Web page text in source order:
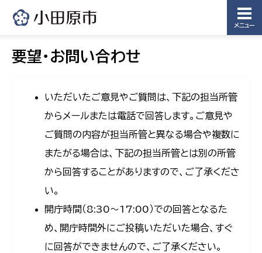
メニュー
要望・お問い合わせ
いただいたご意見やご質問は、下記の担当所管
からメールまたは電話で回答します。ご意見や
ご質問の内容が担当所管と異なる場合や複数に
またがる場合は、下記の担当所管とは別の所管
から回答することがありますので、ご了承くださ
い。
開庁時間（8:30〜17:00）での回答となるた
め、開庁時間外にご投稿いただいた場合、すぐ
に回答ができませんので、ご了承ください。